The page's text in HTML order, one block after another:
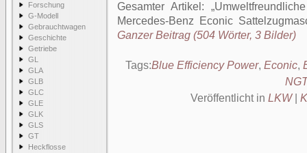
Forschung
G-Modell
Gebrauchtwagen
Geschichte
Getriebe
GL
GLA
GLB
GLC
GLE
GLK
GLS
GT
Heckflosse
Gesamter Artikel:
Mercedes-Benz Econic
Ganzer Beitrag (504 Wörter, 3 Bilder)
Tags:Blue Efficiency Power, Econic,
Veröffentlicht in LKW|